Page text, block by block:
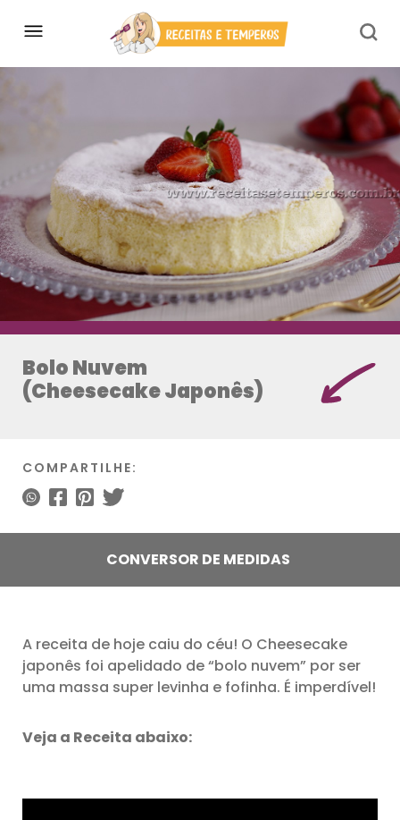
Bolo Nuvem
(Cheesecake Japonês)
COMPARTILHE:
CONVERSOR DE MEDIDAS
A receita de hoje caiu do céu! O Cheesecake
japonês foi apelidado de “bolo nuvem” por ser
uma massa super levinha e fofinha. É imperdível!
Veja a Receita abaixo: